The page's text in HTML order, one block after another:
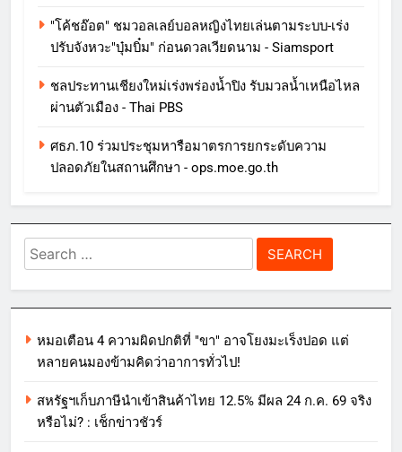
"โค้ชอ๊อต" ชมวอลเลย์บอลหญิงไทยเล่นตามระบบ-เร่ง
ปรับจังหวะ"บุ๋มบิ๋ม" ก่อนดวลเวียดนาม - Siamsport
ชลประทานเชียงใหม่เร่งพร่องน้ำปิง รับมวลน้ำเหนือไหล
ผ่านตัวเมือง - Thai PBS
ศธภ.10 ร่วมประชุมหารือมาตรการยกระดับความ
ปลอดภัยในสถานศึกษา - ops.moe.go.th
Search
for:
หมอเตือน 4 ความผิดปกติที่ "ขา" อาจโยงมะเร็งปอด แต่
หลายคนมองข้ามคิดว่าอาการทั่วไป!
สหรัฐฯเก็บภาษีนำเข้าสินค้าไทย 12.5% มีผล 24 ก.ค. 69 จริง
หรือไม่? : เช็กข่าวชัวร์